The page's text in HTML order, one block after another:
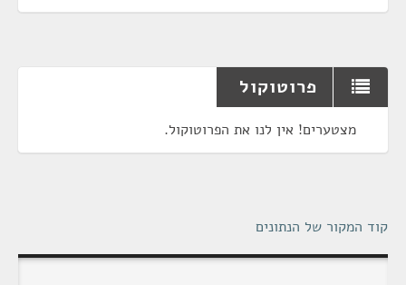
פרוטוקול
מצטערים! אין לנו את הפרוטוקול.
קוד המקור של הנתונים